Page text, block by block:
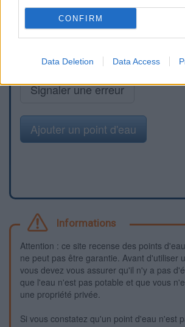
CONFIRM
Data Deletion Data Access
Signaler une erreur
Ajouter un point d'eau
Informations
Attention : ce site recense des points
ne peut pas être garantie. Avant d'utiliser
vous devez vous assurer qu'il n'y a pas
que l'eau n'est pas potable et que vous
une propriété privée.
Si vous constatez qu'un point d'eau n'est